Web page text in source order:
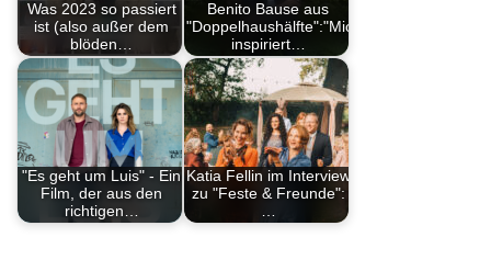
Was 2023 so passiert
ist (also außer dem
blöden…
Benito Bause aus
"Doppelhaushälfte":"Mich
inspiriert…
"Es geht um Luis" - Ein
Film, der aus den
richtigen…
Katia Fellin im Interview
zu "Feste & Freunde":
…